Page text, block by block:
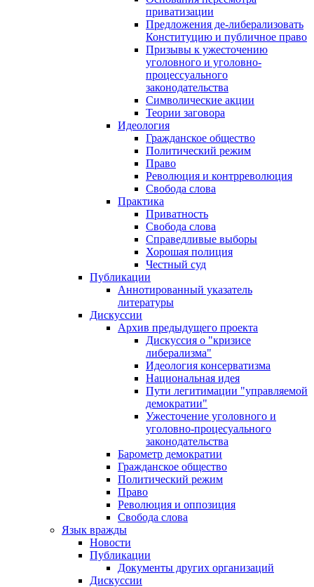
приватизации
Предложения де-либерализовать
Конституцию и публичное право
Призывы к ужесточению
уголовного и уголовно-
процессуального
законодательства
Символические акции
Теории заговора
Идеология
Гражданское общество
Политический режим
Право
Революция и контрреволюция
Свобода слова
Практика
Приватность
Свобода слова
Справедливые выборы
Хорошая полиция
Честный суд
Публикации
Аннотированный указатель
литературы
Дискуссии
Архив предыдущего проекта
Дискуссия о "кризисе
либерализма"
Идеология консерватизма
Национальная идея
Пути легитимации "управляемой
демократии"
Ужесточение уголовного и
уголовно-процесуального
законодательства
Барометр демократии
Гражданское общество
Политический режим
Право
Революция и оппозиция
Свобода слова
Язык вражды
Новости
Публикации
Документы других организаций
Дискуссии